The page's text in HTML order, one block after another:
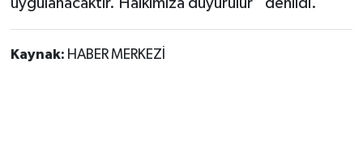
uygulanacaktır. Halkımıza duyurulur” denildi.
Kaynak: HABER MERKEZİ